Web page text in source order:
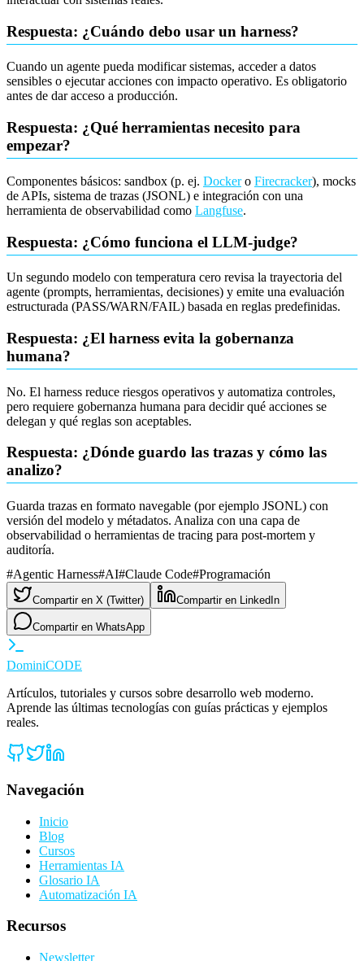
Respuesta: ¿Cuándo debo usar un harness?
Cuando un agente pueda modificar sistemas, acceder a datos
sensibles o ejecutar acciones con impacto operativo. Es obligatorio
antes de dar acceso a producción.
Respuesta: ¿Qué herramientas necesito para
empezar?
Componentes básicos: sandbox (p. ej. Dockero Firecracker), mocks
de APIs, sistema de trazas (JSONL) e integración con una
herramienta de observabilidad como Langfuse.
Respuesta: ¿Cómo funciona el LLM-judge?
Un segundo modelo con temperatura cero revisa la trayectoria del
agente (prompts, herramientas, decisiones) y emite una evaluación
estructurada (PASS/WARN/FAIL) basada en reglas predefinidas.
Respuesta: ¿El harness evita la gobernanza
humana?
No. El harness reduce riesgos operativos y automatiza controles,
pero requiere gobernanza humana para decidir qué acciones se
delegan y qué reglas son aceptables.
Respuesta: ¿Dónde guardo las trazas y cómo las
analizo?
Guarda trazas en formato navegable (por ejemplo JSONL) con
versión del modelo y métadatos. Analiza con una capa de
observabilidad o herramientas de tracing para post-mortem y
auditoría.
#Agentic Harness#AI#Claude Code#Programación
Compartir en X (Twitter) Compartir en LinkedIn
Compartir en WhatsApp
DominiCODE
Artículos, tutoriales y cursos sobre desarrollo web moderno.
Aprende las últimas tecnologías con guías prácticas y ejemplos
reales.
Navegación
Inicio
Blog
Cursos
Herramientas IA
Glosario IA
Automatización IA
Recursos
Newsletter